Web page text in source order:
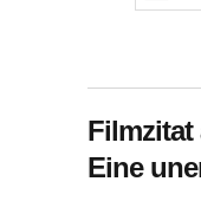
Filmzitat
Eine